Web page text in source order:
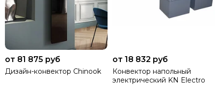
от 81 875 руб
Дизайн-конвектор Chinook
от 18 832 руб
Конвектор напольный
электрический KN Electro